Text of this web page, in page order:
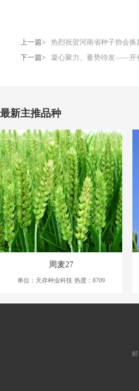
上一篇>
热烈祝贺河南省种子协会
下一篇>
凝心聚力、蓄势待发——开
最新主推品种
周麦27
单位：天存种业科技 热度：8709